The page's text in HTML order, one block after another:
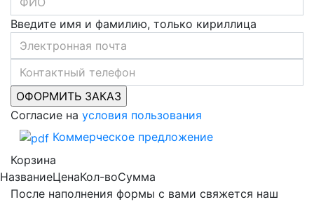
Введите имя и фамилию, только кириллица
Согласие на условия пользования
Коммерческое предложение
Корзина
НазваниеЦенаКол-воСумма
После наполнения формы с вами свяжется наш